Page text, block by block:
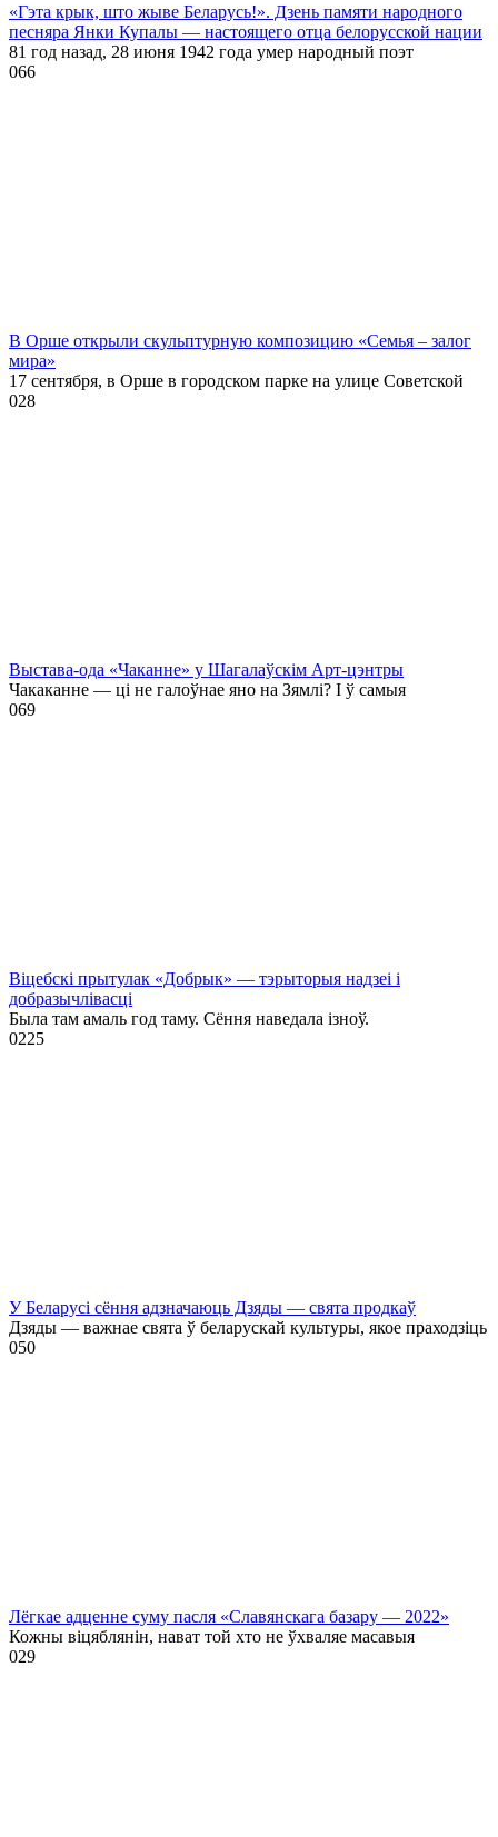
«Гэта крык, што жыве Беларусь!». Дзень памяти народного
песняра Янки Купалы — настоящего отца белорусской нации
81 год назад, 28 июня 1942 года умер народный поэт
066
В Орше открыли скульптурную композицию «Семья – залог
мира»
17 сентября, в Орше в городском парке на улице Советской
028
Выстава-ода «Чаканне» у Шагалаўскім Арт-цэнтры
Чакаканне — ці не галоўнае яно на Зямлі? І ў самыя
069
Віцебскі прытулак «‎Добрык»‎ — тэрыторыя надзеі і
добразычлівасці
Была там амаль год таму. Сёння наведала ізноў.
0225
У Беларусі сёння адзначаюць Дзяды — свята продкаў
Дзяды — важнае свята ў беларускай культуры, якое праходзіць
050
Лёгкае адценне суму пасля «Славянскага базару — 2022»
Кожны віцяблянін, нават той хто не ўхваляе масавыя
029